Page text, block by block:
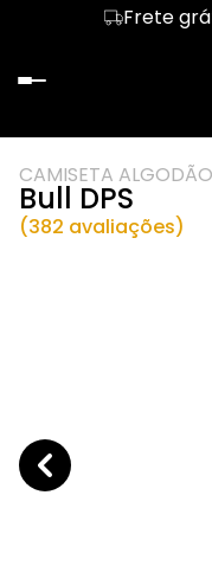
Frete
CAMISETA
Bull DPS
(382 avaliações)